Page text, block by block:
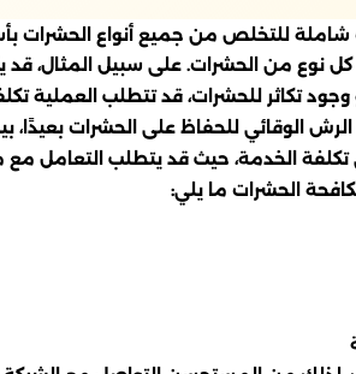
للتخلص من جميع أنواع الحشرات
نوع من الحشرات. على سبيل المثال،
تكاثر للحشرات، قد تتطلب العملية
الوقائي للحفاظ على الحشرات بعيدًا،
الخدمة، حيث قد يتطلب التعامل مع
الحشرات ما يلي: